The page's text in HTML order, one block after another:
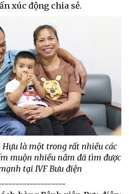
xúc động chia sẻ.
Hựu là một trong rất nhiều các
muộn nhiều năm đã tìm được
tại IVF Bưu điện